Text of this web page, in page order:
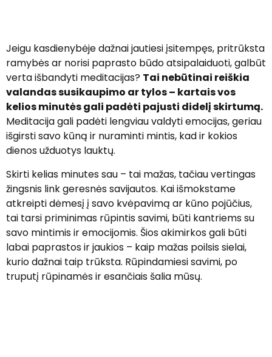
Jeigu kasdienybėje dažnai jautiesi įsitempęs, pritrūksta
ramybės ar norisi paprasto būdo atsipalaiduoti, galbūt
verta išbandyti meditacijas? Tai nebūtinai reiškia
valandas susikaupimo ar tylos – kartais vos
kelios minutės gali padėti pajusti didelį skirtumą.
Meditacija gali padėti lengviau valdyti emocijas, geriau
išgirsti savo kūną ir nuraminti mintis, kad ir kokios
dienos užduotys lauktų.
Skirti kelias minutes sau – tai mažas, tačiau vertingas
žingsnis link geresnės savijautos. Kai išmokstame
atkreipti dėmesį į savo kvėpavimą ar kūno pojūčius,
tai tarsi priminimas rūpintis savimi, būti kantriems su
savo mintimis ir emocijomis. Šios akimirkos gali būti
labai paprastos ir jaukios – kaip mažas poilsis sielai,
kurio dažnai taip trūksta. Rūpindamiesi savimi, po
truputį rūpinamės ir esančiais šalia mūsų.